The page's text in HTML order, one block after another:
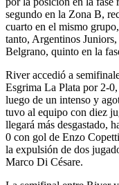
segundo en la Zona B,
cuarto en el mismo
tanto, Argentinos
Belgrano, quinto en la
River accedió a
Esgrima La Plata por 2-
luego de un intenso y
tuvo al equipo con diez
llegará más desgastado,
0 con gol de Enzo
la expulsión de dos
Marco Di Césare.